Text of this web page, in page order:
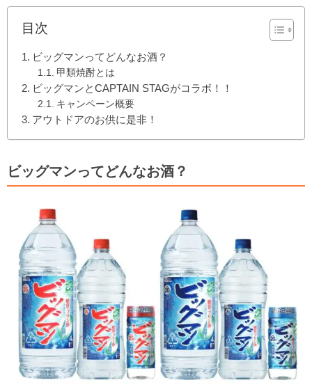
目次
ビッグマンってどんなお酒？
甲類焼酎とは
ビッグマンとCAPTAIN STAGがコラボ！！
キャンペーン概要
アウトドアのお供に是非！
ビッグマンってどんなお酒？